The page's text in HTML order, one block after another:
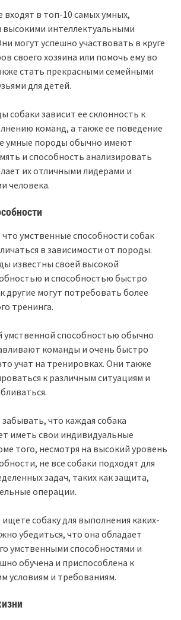
в топ-10 самых умных,
высокими интеллектуальными
могут успешно участвовать в круге
своего хозяина или помочь ему во
стать прекрасными семейными
для детей.
собаки зависит ее склонность к
команд, а также ее поведение
умные породы обычно имеют
и способность анализировать
их отличными лидерами и
человека.
умственные способности собак
в зависимости от породы.
известны своей высокой
и способностью быстро
другие могут потребовать более
тренинга.
умственной способностью обычно
команды и очень быстро
учат на тренировках. Они также
к различным ситуациям и
что каждая собака
иметь свои индивидуальные
того, несмотря на высокий уровень
не все собаки подходят для
задач, таких как защита,
операции.
собаку для выполнения каких-
убедиться, что она обладает
умственными способностями и
обучена и приспособлена к
условиям и требованиям.